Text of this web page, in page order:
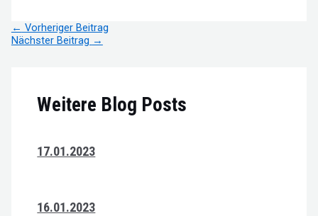
Beitragsnavigation
← Vorheriger Beitrag
Nächster Beitrag →
Weitere Blog Posts
17.01.2023
16.01.2023